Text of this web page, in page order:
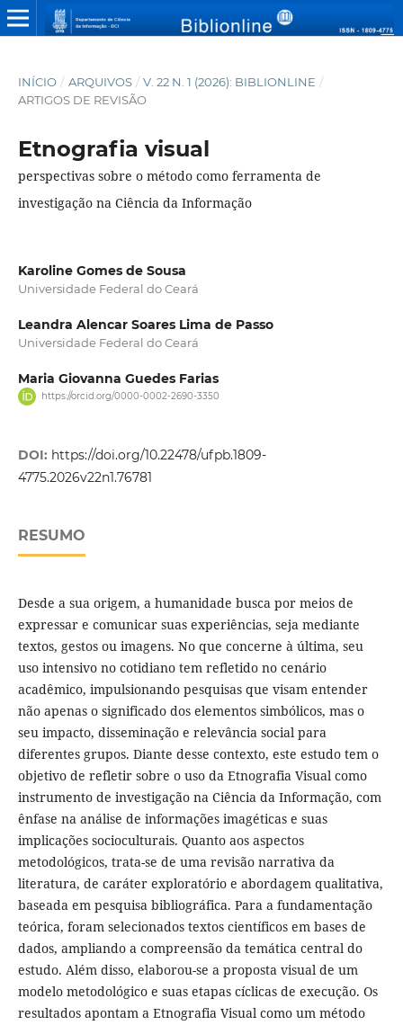
INÍCIO / ARQUIVOS / V. 22 N. 1 (2026): BIBLIONLINE /
ARTIGOS DE REVISÃO
Etnografia visual
perspectivas sobre o método como ferramenta de
investigação na Ciência da Informação
Karoline Gomes de Sousa
Universidade Federal do Ceará
Leandra Alencar Soares Lima de Passo
Universidade Federal do Ceará
Maria Giovanna Guedes Farias
https://orcid.org/0000-0002-2690-3350
DOI: https://doi.org/10.22478/ufpb.1809-
4775.2026v22n1.76781
RESUMO
Desde a sua origem, a humanidade busca por meios de
expressar e comunicar suas experiências, seja mediante
textos, gestos ou imagens. No que concerne à última, seu
uso intensivo no cotidiano tem refletido no cenário
acadêmico, impulsionando pesquisas que visam entender
não apenas o significado dos elementos simbólicos, mas o
seu impacto, disseminação e relevância social para
diferentes grupos. Diante desse contexto, este estudo tem o
objetivo de refletir sobre o uso da Etnografia Visual como
instrumento de investigação na Ciência da Informação, com
ênfase na análise de informações imagéticas e suas
implicações socioculturais. Quanto aos aspectos
metodológicos, trata-se de uma revisão narrativa da
literatura, de caráter exploratório e abordagem qualitativa,
baseada em pesquisa bibliográfica. Para a fundamentação
teórica, foram selecionados textos científicos em bases de
dados, ampliando a compreensão da temática central do
estudo. Além disso, elaborou-se a proposta visual de um
modelo metodológico e suas etapas cíclicas de execução. Os
resultados apontam a Etnografia Visual como um método